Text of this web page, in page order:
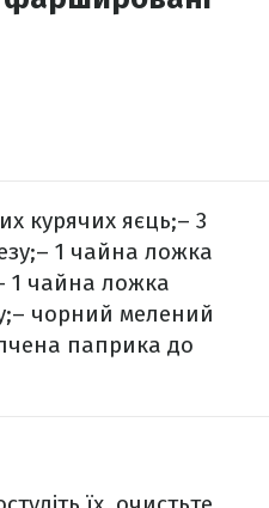
курячих яєць;– 3
– 1 чайна ложка
1 чайна ложка
– чорний мелений
паприка до